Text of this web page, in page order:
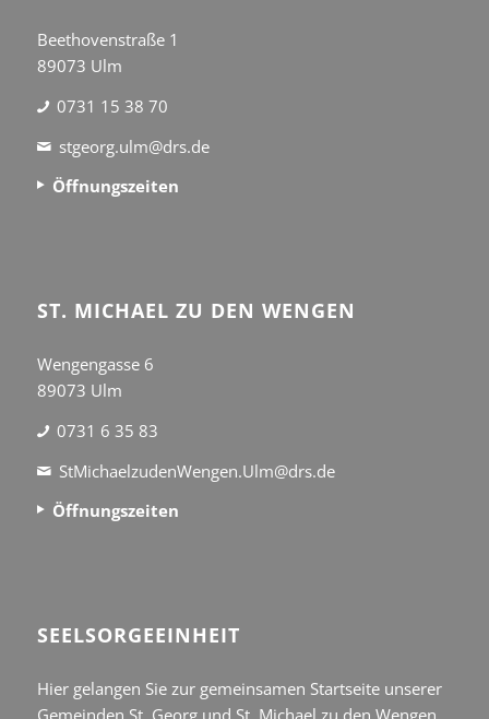
Beethovenstraße 1
89073 Ulm
0731 15 38 70
stgeorg.ulm@drs.de
Öffnungszeiten
ST. MICHAEL ZU DEN WENGEN
Wengengasse 6
89073 Ulm
0731 6 35 83
StMichaelzudenWengen.Ulm@drs.de
Öffnungszeiten
SEEL­SORGE­EINHEIT
Hier gelangen Sie zur gemeinsamen Startseite unserer
Gemeinden St. Georg und St. Michael zu den Wengen